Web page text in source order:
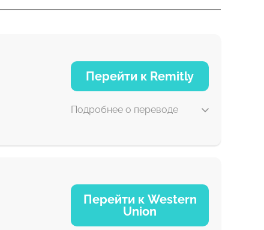
Перейти к Remitly
Подробнее о переводе
5 д
Перейти к Western
Union